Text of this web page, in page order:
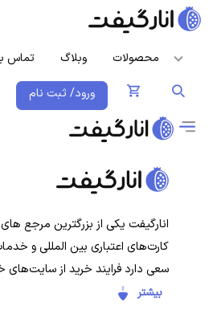
محصولات وبلاگ تماس
ورود/ ثبت نام
انارگیفت یکی از بزرگترین مرجع
کارت‌های اعتباری بین المللی و
سعی دارد فرایند خرید از سایت‌های
کاربران ایرانی ساده‌تر کند. هدف ما
بیشتر